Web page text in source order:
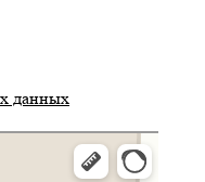
данных
общественным